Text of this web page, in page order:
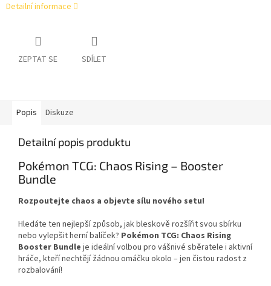
Detailní informace
ZEPTAT SE SDÍLET
Popis Diskuze
Detailní popis produktu
Pokémon TCG: Chaos Rising – Booster
Bundle
Rozpoutejte chaos a objevte sílu nového setu!
Hledáte ten nejlepší způsob, jak bleskově rozšířit svou sbírku
nebo vylepšit herní balíček? Pokémon TCG: Chaos Rising
Booster Bundle je ideální volbou pro vášnivé sběratele i aktivní
hráče, kteří nechtějí žádnou omáčku okolo – jen čistou radost z
rozbalování!